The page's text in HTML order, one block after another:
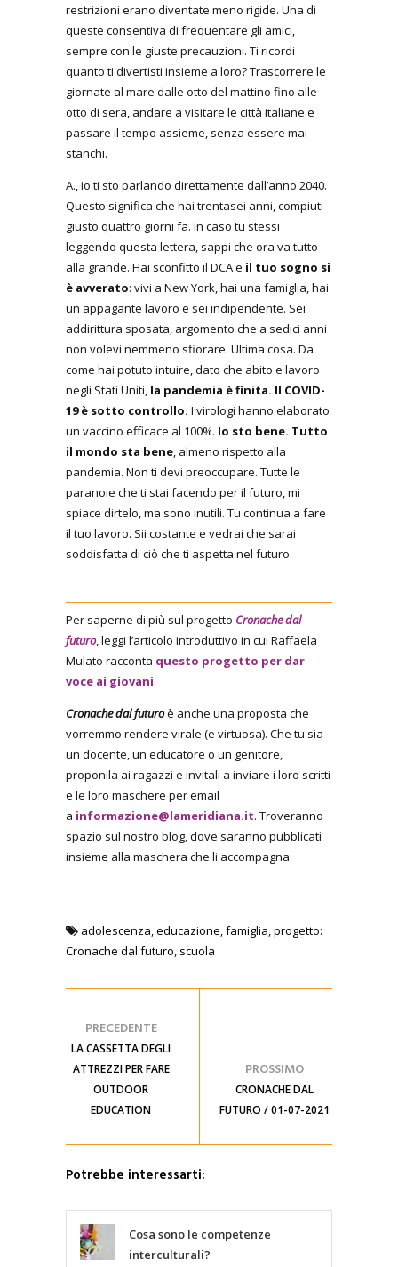
restrizioni erano diventate meno rigide. Una di
queste consentiva di frequentare gli amici,
sempre con le giuste precauzioni. Ti ricordi
quanto ti divertisti insieme a loro? Trascorrere le
giornate al mare dalle otto del mattino fino alle
otto di sera, andare a visitare le città italiane e
passare il tempo assieme, senza essere mai
stanchi.
A., io ti sto parlando direttamente dall’anno 2040.
Questo significa che hai trentasei anni, compiuti
giusto quattro giorni fa. In caso tu stessi
leggendo questa lettera, sappi che ora va tutto
alla grande. Hai sconfitto il DCA e il tuo sogno si
è avverato: vivi a New York, hai una famiglia, hai
un appagante lavoro e sei indipendente. Sei
addirittura sposata, argomento che a sedici anni
non volevi nemmeno sfiorare. Ultima cosa. Da
come hai potuto intuire, dato che abito e lavoro
negli Stati Uniti, la pandemia è finita. Il COVID-
19 è sotto controllo. I virologi hanno elaborato
un vaccino efficace al 100%. Io sto bene. Tutto
il mondo sta bene, almeno rispetto alla
pandemia. Non ti devi preoccupare. Tutte le
paranoie che ti stai facendo per il futuro, mi
spiace dirtelo, ma sono inutili. Tu continua a fare
il tuo lavoro. Sii costante e vedrai che sarai
soddisfatta di ciò che ti aspetta nel futuro.
Per saperne di più sul progetto Cronache dal
futuro, leggi l’articolo introduttivo in cui Raffaela
Mulato racconta questo progetto per dar
voce ai giovani.
Cronache dal futuroè anche una proposta che
vorremmo rendere virale (e virtuosa). Che tu sia
un docente, un educatore o un genitore,
proponila ai ragazzi e invitali a inviare i loro scritti
e le loro maschere per email
a informazione@lameridiana.it. Troveranno
spazio sul nostro blog, dove saranno pubblicati
insieme alla maschera che li accompagna.
adolescenza,educazione,famiglia,progetto:
Cronache dal futuro, scuola
PRECEDENTE
LA CASSETTA DEGLI
ATTREZZI PER FARE
OUTDOOR
EDUCATION
PROSSIMO
CRONACHE DAL
FUTURO / 01-07-2021
Potrebbe interessarti:
Cosa sono le competenze
interculturali?